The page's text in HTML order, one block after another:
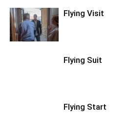
Flying Visit
Flying Suit
Flying Start